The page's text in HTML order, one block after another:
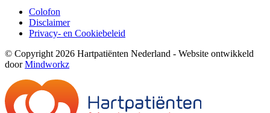
Colofon
Disclaimer
Privacy- en Cookiebeleid
© Copyright 2026 Hartpatiënten Nederland - Website ontwikkeld
doorMindworkz